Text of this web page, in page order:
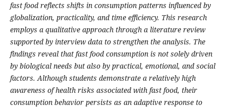
fast food reflects shifts in consumption patterns influenced by
globalization, practicality, and time efficiency. This research
employs a qualitative approach through a literature review
supported by interview data to strengthen the analysis. The
findings reveal that fast food consumption is not solely driven
by biological needs but also by practical, emotional, and social
factors. Although students demonstrate a relatively high
awareness of health risks associated with fast food, their
consumption behavior persists as an adaptive response to